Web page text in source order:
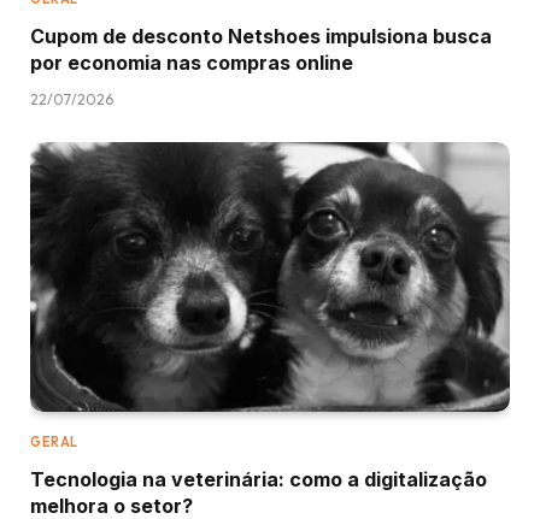
Cupom de desconto Netshoes impulsiona busca
por economia nas compras online
22/07/2026
GERAL
Tecnologia na veterinária: como a digitalização
melhora o setor?